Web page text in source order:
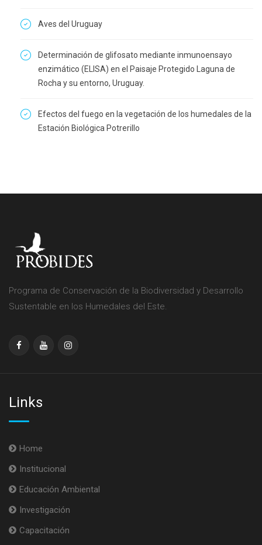
Aves del Uruguay
Determinación de glifosato mediante inmunoensayo
enzimático (ELISA) en el Paisaje Protegido Laguna de
Rocha y su entorno, Uruguay.
Efectos del fuego en la vegetación de los humedales de la
Estación Biológica Potrerillo
Programa de Conservación de la Biodiversidad y Desarrollo
Sustentable en los Humedales del Este.
Links
Home
Institucional
Educación Ambiental
Investigación
Capacitación